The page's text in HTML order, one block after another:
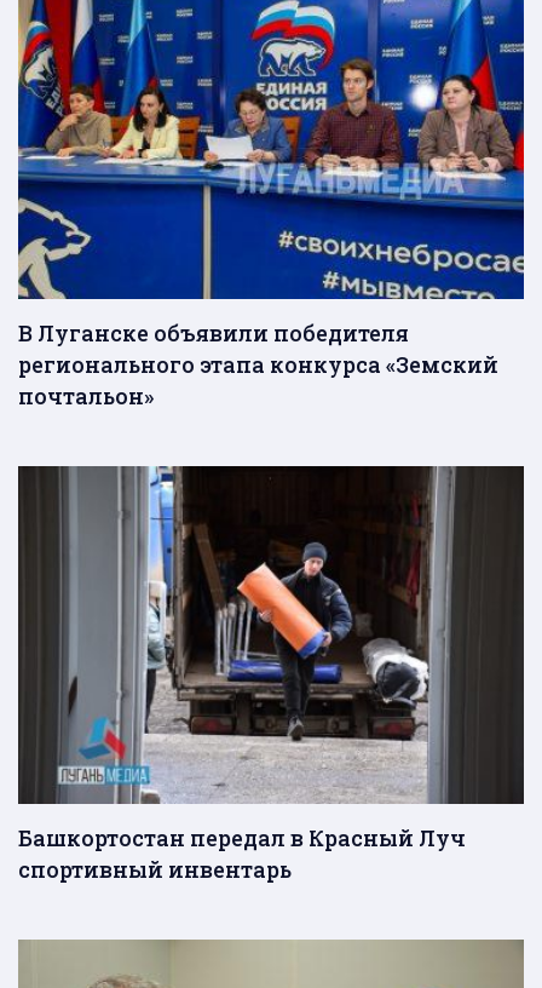
В Луганске объявили победителя
регионального этапа конкурса «Земский
почтальон»
Башкортостан передал в Красный Луч
спортивный инвентарь